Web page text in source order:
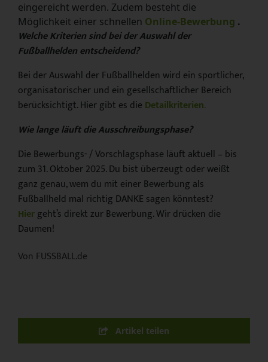
eingereicht werden. Zudem besteht die
Möglichkeit einer schnellen Online-Bewerbung .
Welche Kriterien sind bei der Auswahl der
Fußballhelden entscheidend?
Bei der Auswahl der Fußballhelden wird ein sportlicher,
organisatorischer und ein gesellschaftlicher Bereich
berücksichtigt. Hier gibt es die Detailkriterien.
Wie lange läuft die Ausschreibungsphase?
Die Bewerbungs- / Vorschlagsphase läuft aktuell – bis
zum 31. Oktober 2025. Du bist überzeugt oder weißt
ganz genau, wem du mit einer Bewerbung als
Fußballheld mal richtig DANKE sagen könntest?
Hiergeht’s direkt zur Bewerbung. Wir drücken die
Daumen!
Von FUSSBALL.de
Artikel teilen